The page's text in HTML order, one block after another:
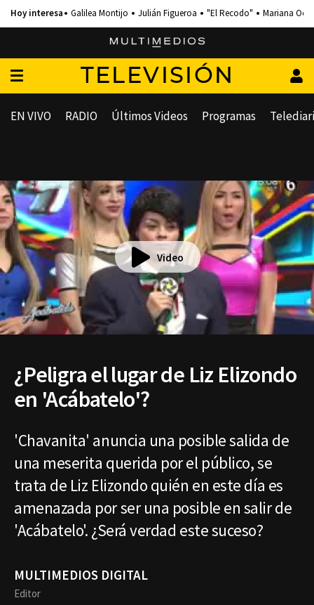
Galilea Montijo Julián Figueroa "El Recodo" Mariana
TELEVISIÓN
EN VIVO RADIO Últimos Videos Programas
Video
¿Peligra el lugar de Liz Elizondo
en 'Acábatelo'?
'Chavanita' anuncia una posible salida de
una meserita querida por el público, se
trata de Liz Elizondo quién en este día es
amenazada por ser una posible en salir de
'Acábatelo'. ¿Será verdad este suceso?
MULTIMEDIOS DIGITAL
Editor